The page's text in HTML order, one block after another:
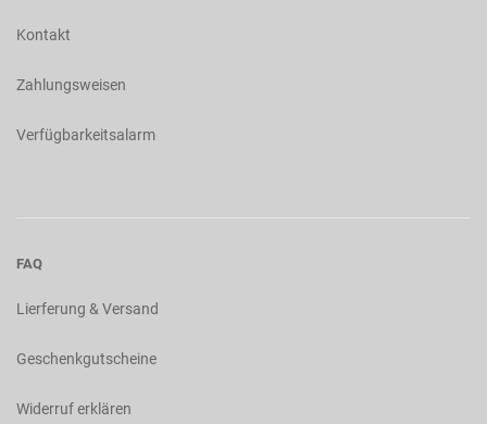
Kontakt
Zahlungsweisen
Verfügbarkeitsalarm
FAQ
Lierferung & Versand
Geschenkgutscheine
Widerruf erklären